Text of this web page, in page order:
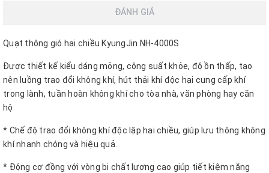
ĐÁNH GIÁ
Quạt thông gió hai chiều KyungJin NH-4000S
Được thiết kế kiểu dáng mỏng, công suất khỏe, độ ồn thấp, tạo
nên luồng trao đổi không khí, hút thải khí độc hại cung cấp khí
trong lành, tuần hoàn không khí cho tòa nhà, văn phòng hay căn
hộ
* Chế độ trao đổi không khí độc lập hai chiều, giúp lưu thông không
khí nhanh chóng và hiệu quả.
* Động cơ đồng với vòng bi chất lượng cao giúp tiết kiệm năng